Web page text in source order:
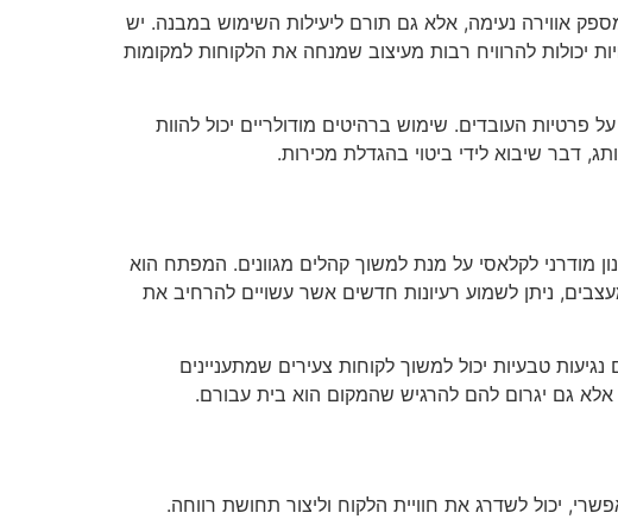
אווירה נעימה, אלא גם תורם ליעילות השימוש במבנה. יש
יכולות להרוויח רבות מעיצוב שמנחה את הלקוחות למקומות
העובדים. שימוש ברהיטים מודולריים יכול להוות
דבר שיבוא לידי ביטוי בהגדלת מכירות.
מודרני לקלאסי על מנת למשוך קהלים מגוונים. המפתח הוא
ניתן לשמוע רעיונות חדשים אשר עשויים להרחיב את
טבעיות יכול למשוך לקוחות צעירים שמתעניינים
אלא גם יגרום להם להרגיש שהמקום הוא בית עבורם.
יכול לשדרג את חוויית הלקוח וליצור תחושת רווחה.